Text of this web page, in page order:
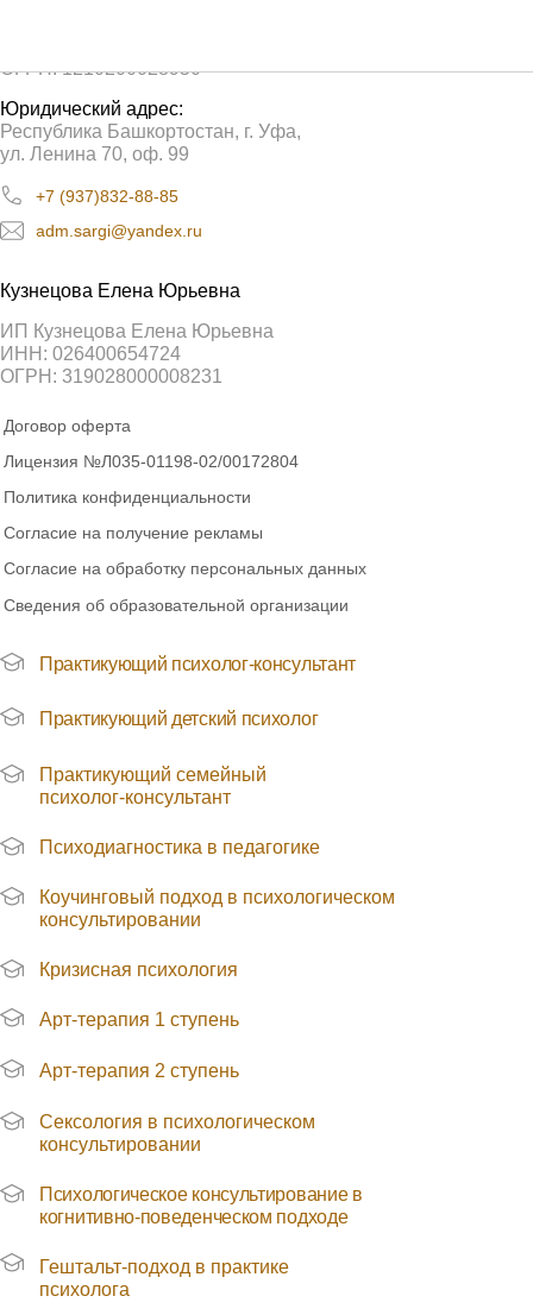
Юридический адрес:
Республика Башкортостан, г. Уфа,
ул. Ленина 70, оф. 99
ОГРН: 1210200028950
adm.sargi@yandex.ru
+7 (937)832-88-85
ИП Кузнецова Елена Юрьевна
ИНН: 026400654724
ОГРН: 319028000008231
Кузнецова Елена Юрьевна
Сведения об образовательной организации
Лицензия №Л035-01198-02/00172804
Договор оферта
Политика конфиденциальности
Согласие на обработку персональных данных
Согласие на получение рекламы
Практикующий психолог-консультант
Практикующий детский психолог
Психодиагностика в педагогике
Практикующий семейный
психолог-консультант
Коучинговый подход в психологическом
консультировании
Кризисная психология
Арт-терапия 1 ступень
Арт-терапия 2 ступень
Гештальт-подход в практике
психолога
Сексология в психологическом
консультировании
Психологическое консультирование в
когнитивно-поведенческом подходе
Главная/Сведения об образовательной организации